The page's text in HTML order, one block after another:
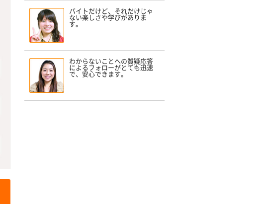
バイトだけど、それだけじゃ
ない楽しさや学びがありま
す。
わからないことへの質疑応答
によるフォローがとても迅速
で、安心できます。